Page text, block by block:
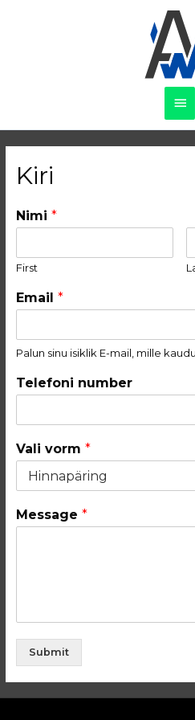
Kiri
Nimi *
First
Email *
Palun sinu isiklik E-mail, mille
Telefoni number
Vali vorm *
Message *
Submit